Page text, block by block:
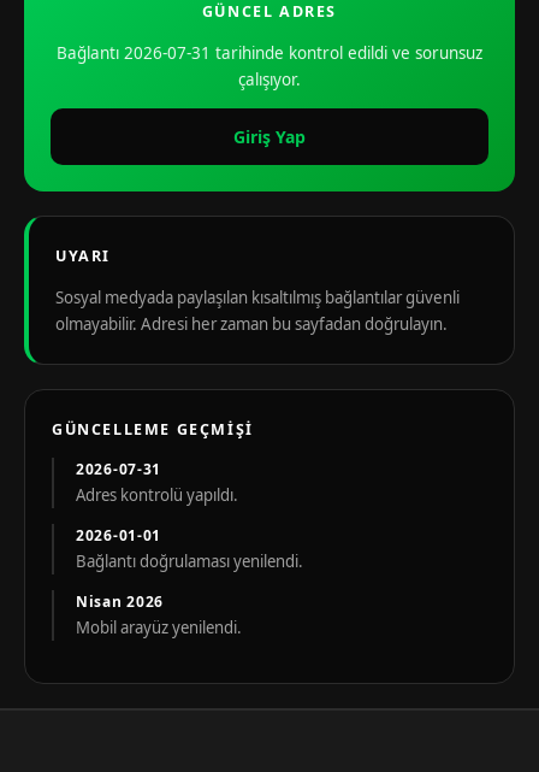
GÜNCEL ADRES
Bağlantı 2026-07-31 tarihinde kontrol edildi ve sorunsuz
çalışıyor.
Giriş Yap
UYARI
Sosyal medyada paylaşılan kısaltılmış bağlantılar güvenli
olmayabilir. Adresi her zaman bu sayfadan doğrulayın.
GÜNCELLEME GEÇMIŞI
2026-07-31
Adres kontrolü yapıldı.
2026-01-01
Bağlantı doğrulaması yenilendi.
Nisan 2026
Mobil arayüz yenilendi.